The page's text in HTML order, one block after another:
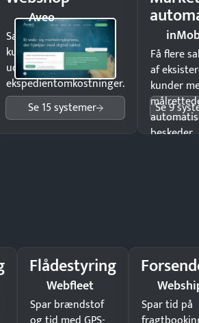
Aveo
Sælg produkter 24/7 til
kunder i hele landet
uden
ekspedientomkostninger.
Se 15 systemer
Få flere
af
kunder
beskeder.
Se 9
Flådestyring
Webfleet
Spar brændstof
Spar tid på